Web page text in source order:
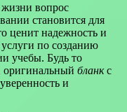
вопрос
становится для
ценит надежность и
услуги по созданию
учебы. Будь то
оригинальный бланкс
и